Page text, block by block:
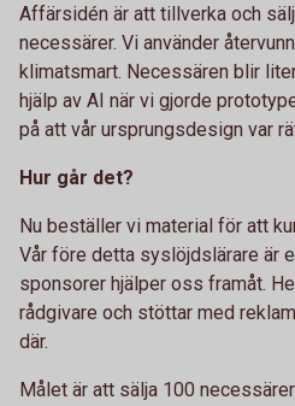
Affärsidén är att tillverka och
necessärer. Vi använder
klimatsmart. Necessären blir
hjälp av AI när vi gjorde
på att vår ursprungsdesign var
Hur går det?
Nu beställer vi material för att
Vår före detta syslöjdslärare är
sponsorer hjälper oss framåt.
rådgivare och stöttar med
där.
Målet är att sälja 100